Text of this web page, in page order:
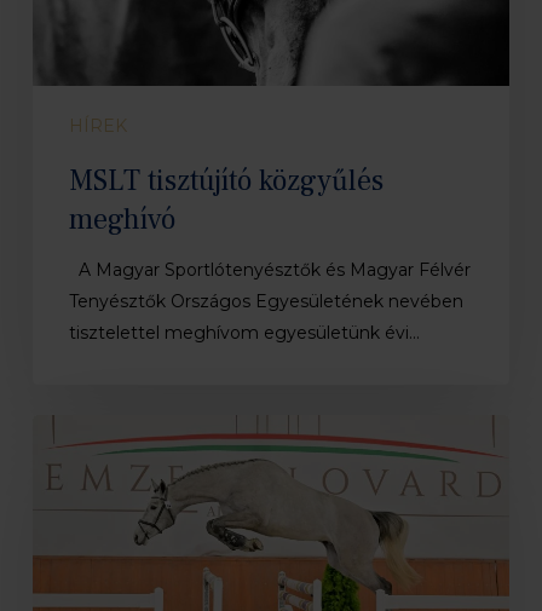
HÍREK
MSLT tisztújító közgyűlés
meghívó
A Magyar Sportlótenyésztők és Magyar Félvér
Tenyésztők Országos Egyesületének nevében
tisztelettel meghívom egyesületünk évi…
2026
Eredmény